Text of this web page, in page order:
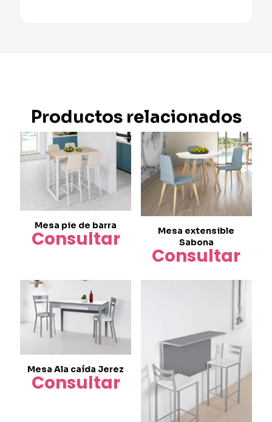
Productos relacionados
Mesa pie de barra
Consultar
Mesa extensible
Sabona
Consultar
Mesa Ala caída Jerez
Consultar